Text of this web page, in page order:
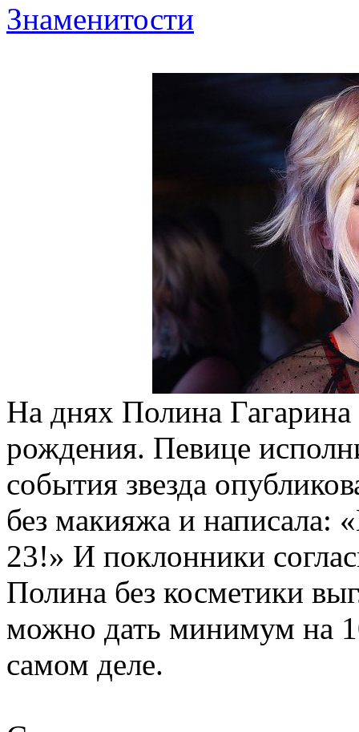
Знаменитости
На днях Полина Гагарина
рождения. Певице
события звезда
без макияжа и написала:
23!» И поклонники
Полина без косметики
можно дать минимум на
самом деле.